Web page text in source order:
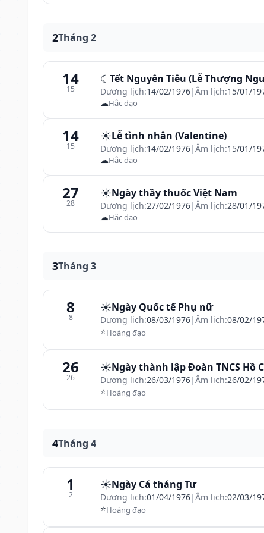
2Tháng 2
14
15
☾ Tết Nguyên Tiêu (Lễ Thượng
Dương lịch:14/02/1976|Âm lịch:15/01/
☁Hắc đạo
14
15
☀️Lễ tình nhân (Valentine)
Dương lịch:14/02/1976|Âm lịch:15/01/
☁Hắc đạo
27
28
☀️Ngày thầy thuốc Việt Nam
Dương lịch:27/02/1976|Âm lịch:28/01/
☁Hắc đạo
3Tháng 3
8
8
☀️Ngày Quốc tế Phụ nữ
Dương lịch:08/03/1976|Âm lịch:08/02/
⭐Hoàng đạo
26
26
☀️Ngày thành lập Đoàn TNCS Hồ
Dương lịch:26/03/1976|Âm lịch:26/02/
⭐Hoàng đạo
4Tháng 4
1
2
☀️Ngày Cá tháng Tư
Dương lịch:01/04/1976|Âm lịch:02/03/
⭐Hoàng đạo